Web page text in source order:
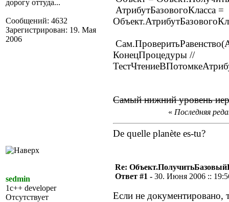
дорогу оттуда...
Сообщений: 4632
Зарегистрирован: 19. Мая
2006
АтрибутБазовогоКласса =
КонецПроцедуры //
Самый нижний уровень
« Последняя
De quelle planète es-tu?
sedmin
1c++ developer
Отсутствует
Re:
Ответ #1 - 30. Июня 2006 ::
Если не документировано,